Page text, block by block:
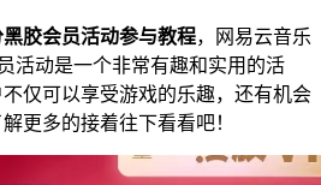
黑胶会员活动参与教程，网易云音乐
活动是一个非常有趣和实用的活
仅可以享受游戏的乐趣，还有机会
更多的接着往下看看吧！